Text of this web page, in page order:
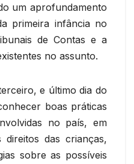
um aprofundamento
primeira infância no
de Contas e a
no assunto.
e último dia do
boas práticas
no país, em
direitos das crianças,
sobre as possíveis